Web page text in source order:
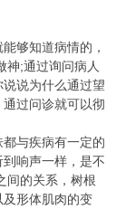
够知道病情的，
神;通过询问病人
说为什么通过望
过问诊就可以彻
与疾病有一定的
响声一样，是不
间的关系，树根
形体肌肉的变